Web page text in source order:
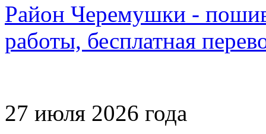
Район Черемушки - пошив
работы, бесплатная
27 июля 2026 года